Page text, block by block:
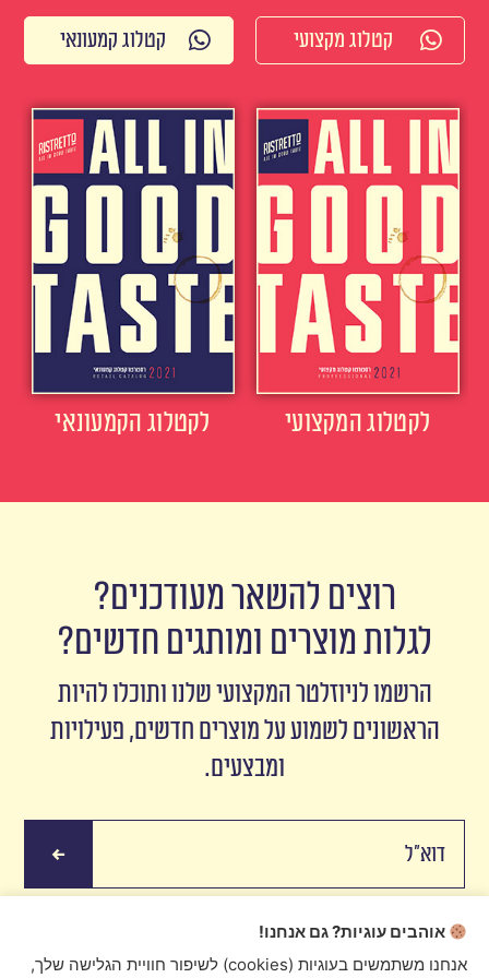
קטלוג מקצועי קטלוג קמעונאי
לקטלוג הקמעונאי לקטלוג המקצועי
רוצים להשאר מעודכנים?
לגלות מוצרים ומותגים חדשים?
הרשמו לניוזלטר המקצועי שלנו ותוכלו להיות
הראשונים לשמוע על מוצרים חדשים, פעילויות
ומבצעים.
אוהבים עוגיות? גם אנחנו!
אנחנו משתמשים בעוגיות (cookies) לשיפור חוויית הגלישה שלך,